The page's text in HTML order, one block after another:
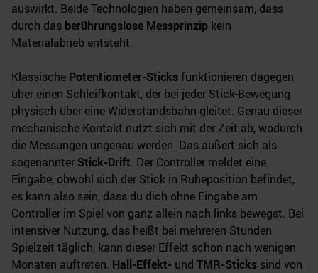
auswirkt. Beide Technologien haben gemeinsam, dass
durch das berührungslose Messprinzip kein
Materialabrieb entsteht.
Klassische Potentiometer-Sticksfunktionieren dagegen
über einen Schleifkontakt, der bei jeder Stick-Bewegung
physisch über eine Widerstandsbahn gleitet. Genau dieser
mechanische Kontakt nutzt sich mit der Zeit ab, wodurch
die Messungen ungenau werden. Das äußert sich als
sogenannter Stick-Drift. Der Controller meldet eine
Eingabe, obwohl sich der Stick in Ruheposition befindet,
es kann also sein, dass du dich ohne Eingabe am
Controller im Spiel von ganz allein nach links bewegst. Bei
intensiver Nutzung, das heißt bei mehreren Stunden
Spielzeit täglich, kann dieser Effekt schon nach wenigen
Monaten auftreten. Hall-Effekt- und TMR-Sticks sind von